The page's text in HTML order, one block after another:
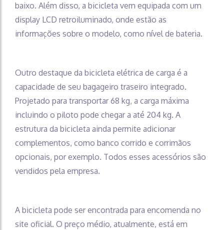
baixo. Além disso, a bicicleta vem equipada com um
display LCD retroiluminado, onde estão as
informações sobre o modelo, como nível de bateria.
Outro destaque da bicicleta elétrica de carga é a
capacidade de seu bagageiro traseiro integrado.
Projetado para transportar 68 kg, a carga máxima
incluindo o piloto pode chegar a até 204 kg. A
estrutura da bicicleta ainda permite adicionar
complementos, como banco corrido e corrimãos
opcionais, por exemplo. Todos esses acessórios são
vendidos pela empresa.
A bicicleta pode ser encontrada para encomenda no
site oficial. O preço médio, atualmente, está em